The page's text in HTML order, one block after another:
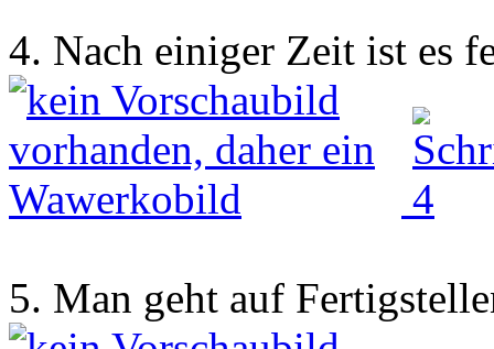
4. Nach einiger Zeit ist es
5. Man geht auf